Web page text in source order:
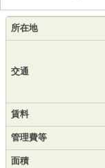
所在地
交通
賃料
管理費等
面積